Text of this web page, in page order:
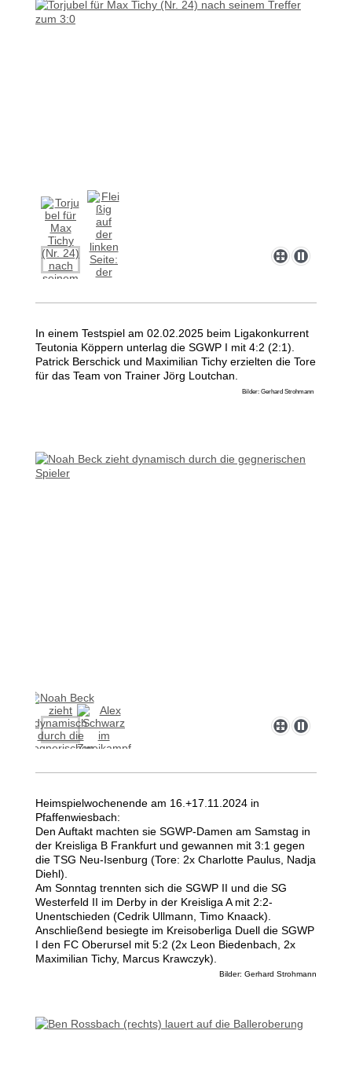
In einem Testspiel am 02.02.2025 beim Ligakonkurrent
Teutonia Köppern unterlag die SGWP I mit 4:2 (2:1).
Patrick Berschick und Maximilian Tichy erzielten die Tore
für das Team von Trainer Jörg Loutchan.
Bilder: Gerhard Strohmann
Heimspielwochenende am 16.+17.11.2024 in
Pfaffenwiesbach:
Den Auftakt machten sie SGWP-Damen am Samstag in
der Kreisliga B Frankfurt und gewannen mit 3:1 gegen
die TSG Neu-Isenburg (Tore: 2x Charlotte Paulus, Nadja
Diehl).
Am Sonntag trennten sich die SGWP II und die SG
Westerfeld II im Derby in der Kreisliga A mit 2:2-
Unentschieden (Cedrik Ullmann, Timo Knaack).
Anschließend besiegte im Kreisoberliga Duell die SGWP
I den FC Oberursel mit 5:2 (2x Leon Biedenbach, 2x
Maximilian Tichy, Marcus Krawczyk).
Bilder: Gerhard Strohmann